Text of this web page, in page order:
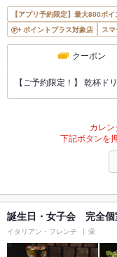
【アプリ予約限定】最大800ポ
ポイントプラス対象店
ス
クーポン
【ご予約限定！】 乾杯ド
カレン
下記ボタンを
誕生日・女子会 完全個
イタリアン・フレンチ 栄